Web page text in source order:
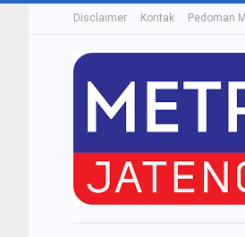
Disclaimer Kontak Pedoman